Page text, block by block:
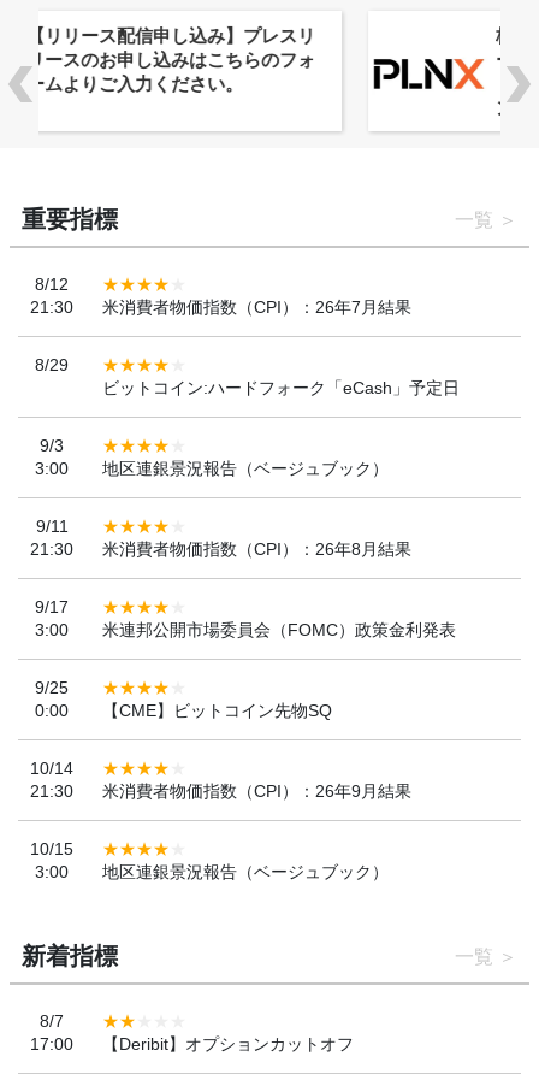
株式会社PlnX、アジア最大級のグロ
ーバルWeb3カンファレンス
「WebX2026」とのコラボレーショ
重要指標 一覧
8/12
21:30
米消費者物価指数（CPI）：26年7月結果
8/29
ビットコイン:ハードフォーク「eCash」予定日
9/3
3:00
地区連銀景況報告（ベージュブック）
9/11
21:30
米消費者物価指数（CPI）：26年8月結果
9/17
3:00
米連邦公開市場委員会（FOMC）政策金利発表
9/25
0:00
【CME】ビットコイン先物SQ
10/14
21:30
米消費者物価指数（CPI）：26年9月結果
10/15
3:00
地区連銀景況報告（ベージュブック）
新着指標 一覧
8/7
17:00
【Deribit】オプションカットオフ